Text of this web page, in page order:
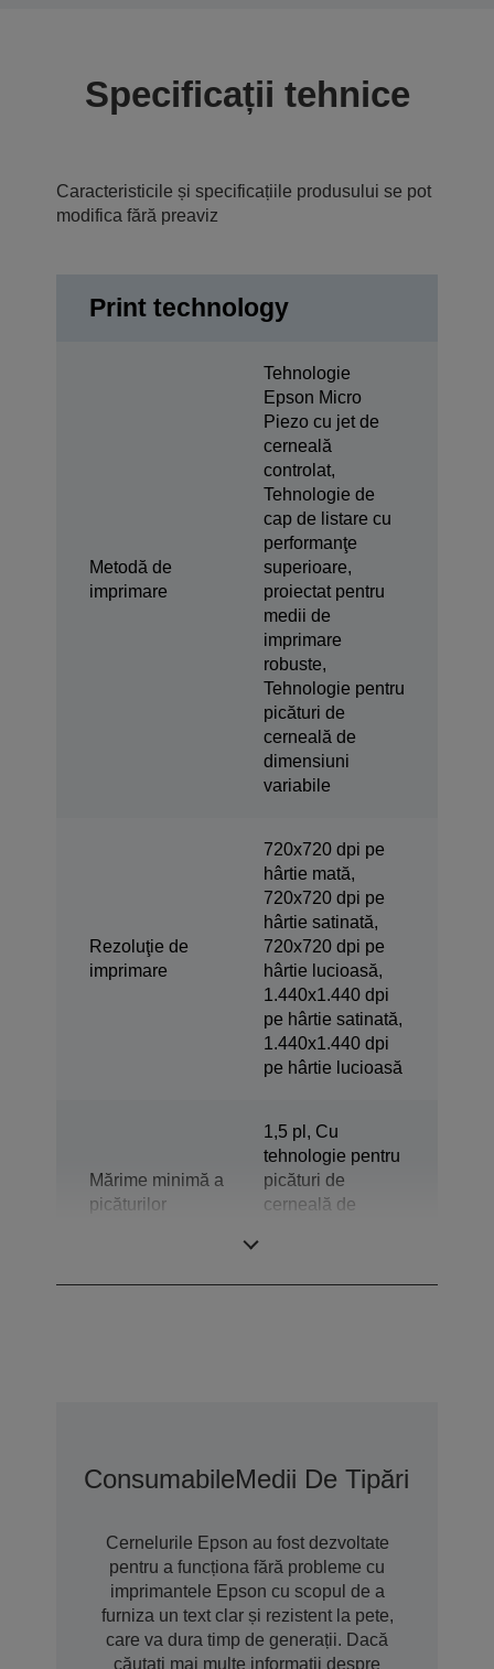
Specificații tehnice
Caracteristicile și specificațiile produsului se pot
modifica fără preaviz
Print technology
Metodă de
imprimare
Tehnologie
Epson Micro
Piezo cu jet de
cerneală
controlat,
Tehnologie de
cap de listare cu
performanţe
superioare,
proiectat pentru
medii de
imprimare
robuste,
Tehnologie pentru
picături de
cerneală de
dimensiuni
variabile
Rezoluţie de
imprimare
720x720 dpi pe
hârtie mată,
720x720 dpi pe
hârtie satinată,
720x720 dpi pe
hârtie lucioasă,
1.440x1.440 dpi
pe hârtie satinată,
1.440x1.440 dpi
pe hârtie lucioasă
Mărime minimă a
picăturilor
1,5 pl, Cu
tehnologie pentru
picături de
cerneală de
ConsumabileMedii De Tipărire
Cernelurile Epson au fost dezvoltate
pentru a funcționa fără probleme cu
imprimantele Epson cu scopul de a
furniza un text clar și rezistent la pete,
care va dura timp de generații. Dacă
căutați mai multe informații despre